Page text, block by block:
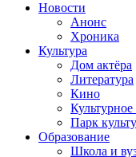
Новости
Анонс
Хроника
Культура
Дом актёра
Литература
Кино
Культурное
Парк
Образование
Школа и